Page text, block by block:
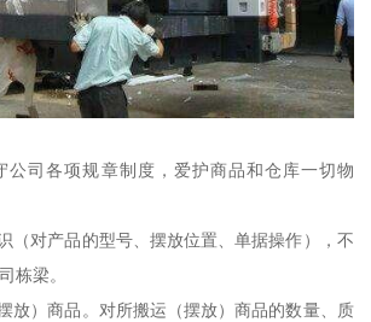
公司各项规章制度，爱护商品和仓库一切物
（对产品的型号、摆放位置、单据操作），不
栋梁。
放）商品。对所搬运（摆放）商品的数量、质